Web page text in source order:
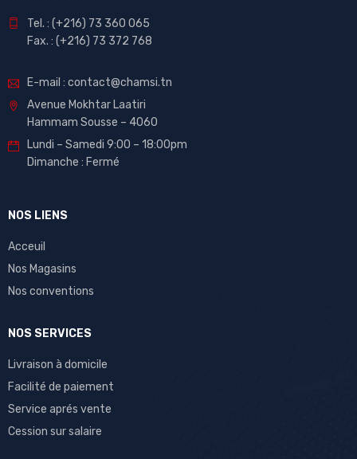
Tel. : (+216) 73 360 065
Fax. : (+216) 73 372 768
E-mail : contact@chamsi.tn
Avenue Mokhtar Laatiri
Hammam Sousse – 4060
Lundi – Samedi 9:00 – 18:00pm
Dimanche : Fermé
NOS LIENS
Acceuil
Nos Magasins
Nos conventions
NOS SERVICES
Livraison à domicile
Facilité de paiement
Service aprés vente
Cession sur salaire